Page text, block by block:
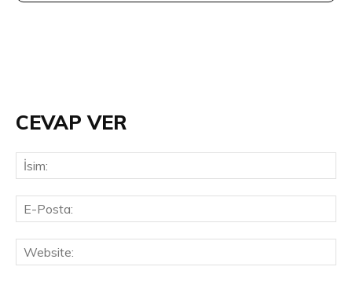
CEVAP VER